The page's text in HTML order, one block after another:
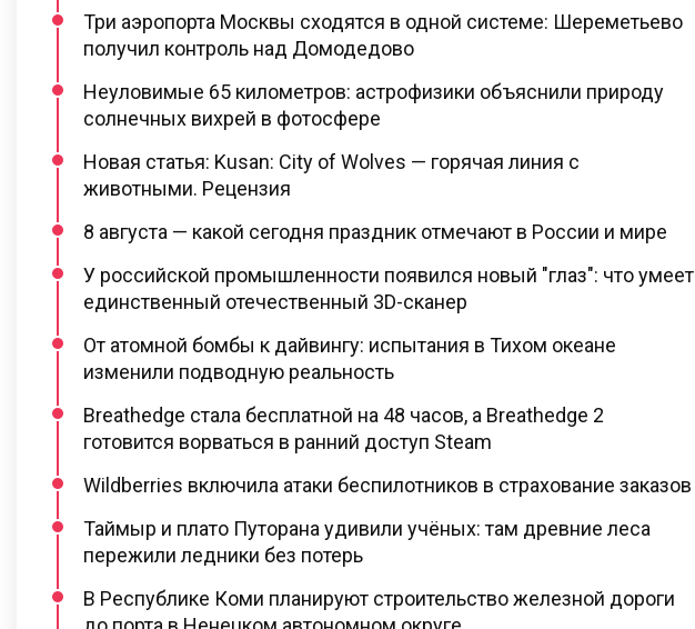
Три аэропорта Москвы сходятся в одной системе: Шереметьево
получил контроль над Домодедово
Неуловимые 65 километров: астрофизики объяснили природу
солнечных вихрей в фотосфере
Новая статья: Kusan: City of Wolves — горячая линия с
животными. Рецензия
8 августа — какой сегодня праздник отмечают в России и мире
У российской промышленности появился новый "глаз": что умеет
единственный отечественный 3D-сканер
От атомной бомбы к дайвингу: испытания в Тихом океане
изменили подводную реальность
Breathedge стала бесплатной на 48 часов, а Breathedge 2
готовится ворваться в ранний доступ Steam
Wildberries включила атаки беспилотников в страхование заказов
Таймыр и плато Путорана удивили учёных: там древние леса
пережили ледники без потерь
В Республике Коми планируют строительство железной дороги